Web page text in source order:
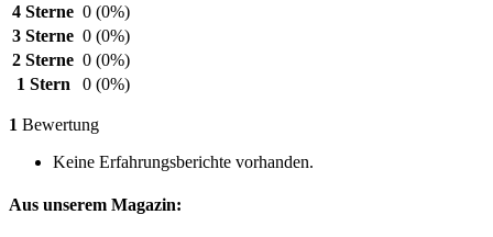
4 Sterne 0 (0%)
3 Sterne 0 (0%)
2 Sterne 0 (0%)
1 Stern
0 (0%)
1 Bewertung
Keine Erfahrungsberichte vorhanden.
Aus unserem Magazin: